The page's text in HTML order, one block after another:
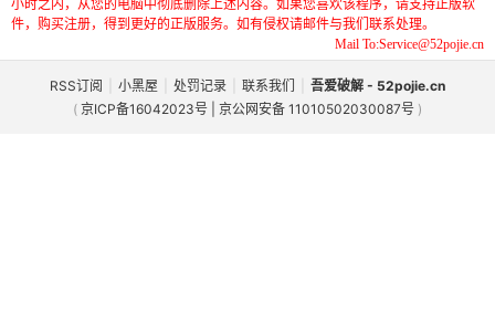
小时之内，从您的电脑中彻底删除上述内容。如果您喜欢该程序，请支持正版软
件，购买注册，得到更好的正版服务。如有侵权请邮件与我们联系处理。
Mail To:Service@52pojie.cn
RSS订阅 小黑屋 处罚记录 联系我们
吾爱破解 - 52pojie.cn
( 京ICP备16042023号 | 京公网安备 11010502030087号 )